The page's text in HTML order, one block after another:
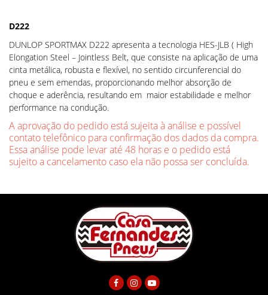
D222
DUNLOP SPORTMAX D222 apresenta a tecnologia HES-JLB ( High
Elongation Steel – Jointless Belt, que consiste na aplicação de uma
cinta metálica, robusta e flexível, no sentido circunferencial do
pneu e sem emendas, proporcionando melhor absorção de
choque e aderência, resultando em maior estabilidade e melhor
performance na condução.
A aprovação do pedido está sujeita à análise e possível
contato telefônico para confirmação dos dados da compra.
Essa análise pode levar até 48 horas e o pedido está
sujeito a cancelamento caso ela não possa ser concluída.